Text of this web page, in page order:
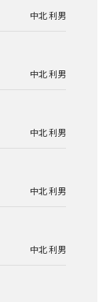
中北 利男
中北 利男
中北 利男
中北 利男
中北 利男